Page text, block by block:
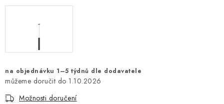
na objednávku 1–5 týdnů dle dodavatele
1.10.2026
Možnosti doručení